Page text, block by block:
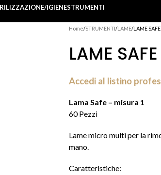
IGIENESTRUMENTI
Home STRUMENTI LAME LAME
LAME
Accedi al listino
Lama Safe – misura 1
60 Pezzi
Lame micro multi per la
mano.
Caratteristiche: